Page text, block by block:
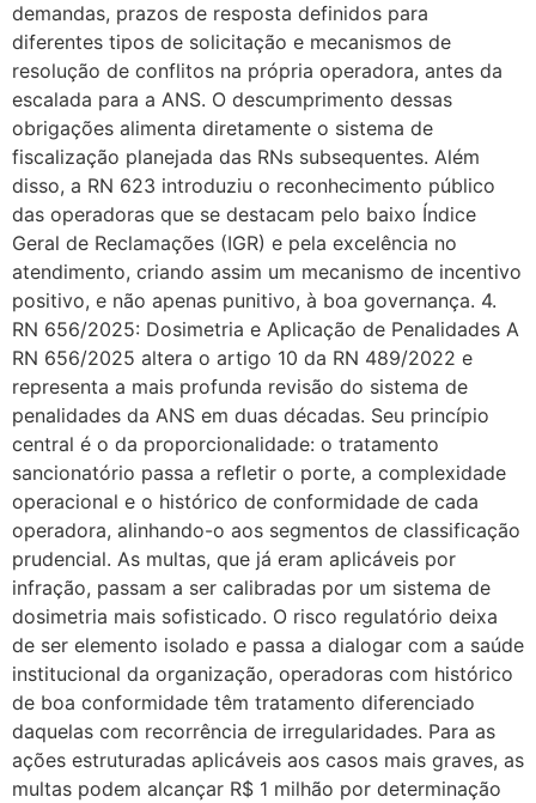
demandas, prazos de resposta definidos para
diferentes tipos de solicitação e mecanismos de
resolução de conflitos na própria operadora, antes da
escalada para a ANS. O descumprimento dessas
obrigações alimenta diretamente o sistema de
fiscalização planejada das RNs subsequentes. Além
disso, a RN 623 introduziu o reconhecimento público
das operadoras que se destacam pelo baixo Índice
Geral de Reclamações (IGR) e pela excelência no
atendimento, criando assim um mecanismo de incentivo
positivo, e não apenas punitivo, à boa governança. 4.
RN 656/2025: Dosimetria e Aplicação de Penalidades A
RN 656/2025 altera o artigo 10 da RN 489/2022 e
representa a mais profunda revisão do sistema de
penalidades da ANS em duas décadas. Seu princípio
central é o da proporcionalidade: o tratamento
sancionatório passa a refletir o porte, a complexidade
operacional e o histórico de conformidade de cada
operadora, alinhando-o aos segmentos de classificação
prudencial. As multas, que já eram aplicáveis por
infração, passam a ser calibradas por um sistema de
dosimetria mais sofisticado. O risco regulatório deixa
de ser elemento isolado e passa a dialogar com a saúde
institucional da organização, operadoras com histórico
de boa conformidade têm tratamento diferenciado
daquelas com recorrência de irregularidades. Para as
ações estruturadas aplicáveis aos casos mais graves, as
multas podem alcançar R$ 1 milhão por determinação